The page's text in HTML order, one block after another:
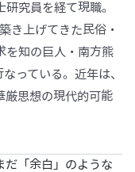
究員を経て現職。
き上げてきた民俗・
を知の巨人・南方熊
っている。近年は、
厳思想の現代的可能
だ「余白」のような